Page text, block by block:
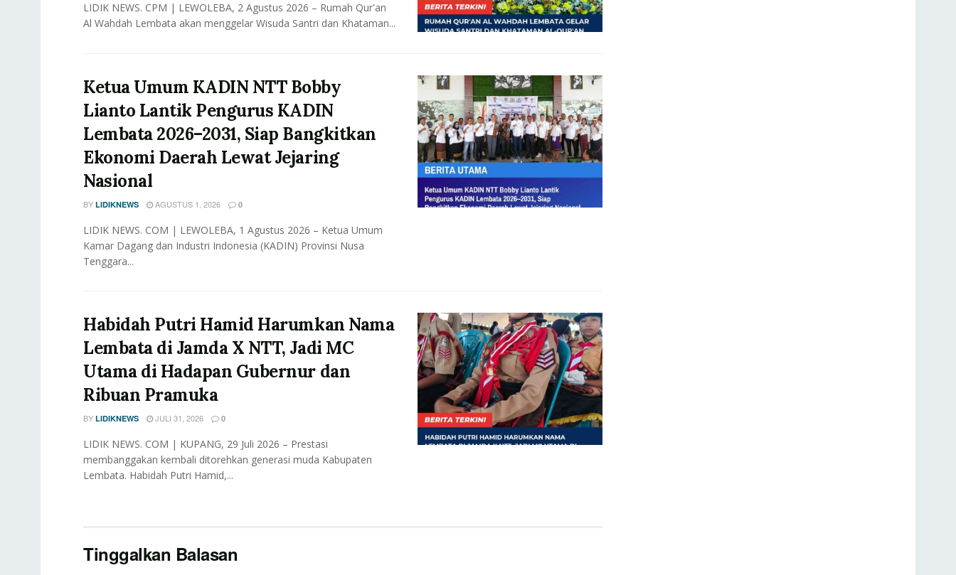
LIDIK NEWS. CPM | LEWOLEBA, 2 Agustus 2026 – Rumah Qur'an
Al Wahdah Lembata akan menggelar Wisuda Santri dan Khataman...
Ketua Umum KADIN NTT Bobby
Lianto Lantik Pengurus KADIN
Lembata 2026–2031, Siap Bangkitkan
Ekonomi Daerah Lewat Jejaring
Nasional
BY LIDIKNEWS AGUSTUS 1, 2026 0
LIDIK NEWS. COM | LEWOLEBA, 1 Agustus 2026 – Ketua Umum
Kamar Dagang dan Industri Indonesia (KADIN) Provinsi Nusa
Tenggara...
Habidah Putri Hamid Harumkan Nama
Lembata di Jamda X NTT, Jadi MC
Utama di Hadapan Gubernur dan
Ribuan Pramuka
BY LIDIKNEWS JULI 31, 2026 0
LIDIK NEWS. COM | KUPANG, 29 Juli 2026 – Prestasi
membanggakan kembali ditorehkan generasi muda Kabupaten
Lembata. Habidah Putri Hamid,...
Tinggalkan Balasan